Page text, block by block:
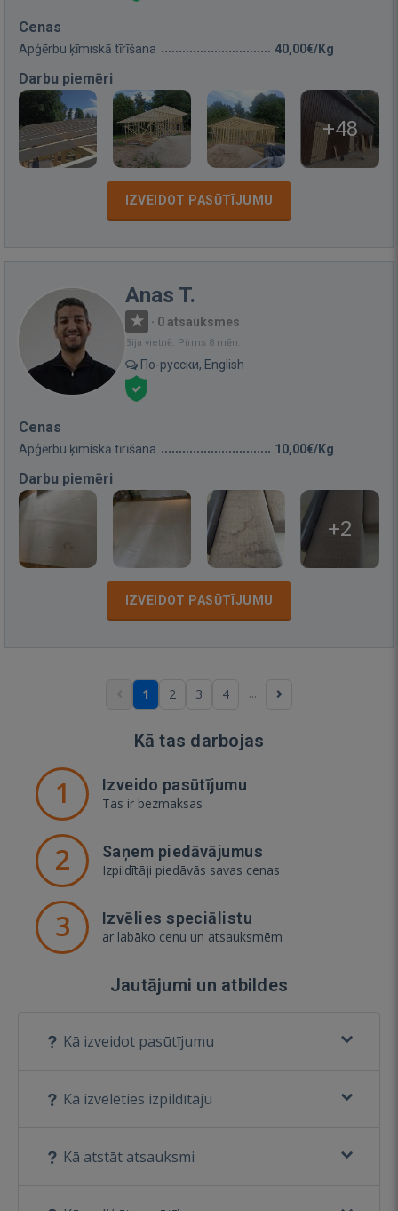
Cenas
Apģērbu ķīmiskā tīrīšana 40,00€/Kg
Darbu piemēri
+48
IZVEIDOT PASŪTĪJUMU
Anas T.
· 0 atsauksmes
Bija vietnē: Pirms 8 mēn.
По-русски, English
Cenas
Apģērbu ķīmiskā tīrīšana 10,00€/Kg
Darbu piemēri
+2
IZVEIDOT PASŪTĪJUMU
1 2 3 4 ...
Kā tas darbojas
1 Izveido pasūtījumu
Tas ir bezmaksas
2 Saņem piedāvājumus
Izpildītāji piedāvās savas cenas
3 Izvēlies speciālistu
ar labāko cenu un atsauksmēm
Jautājumi un atbildes
Kā izveidot pasūtījumu
Kā izvēlēties izpildītāju
Kā atstāt atsauksmi